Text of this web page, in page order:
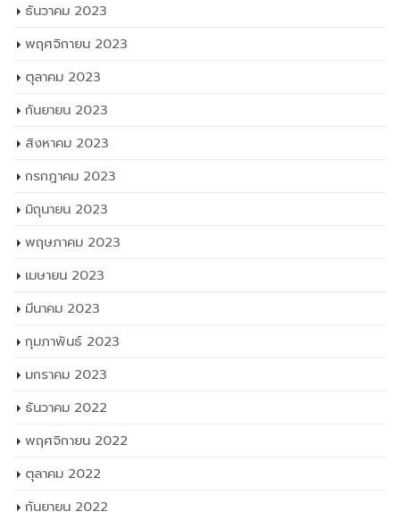
ธันวาคม 2023
พฤศจิกายน 2023
ตุลาคม 2023
กันยายน 2023
สิงหาคม 2023
กรกฎาคม 2023
มิถุนายน 2023
พฤษภาคม 2023
เมษายน 2023
มีนาคม 2023
กุมภาพันธ์ 2023
มกราคม 2023
ธันวาคม 2022
พฤศจิกายน 2022
ตุลาคม 2022
กันยายน 2022